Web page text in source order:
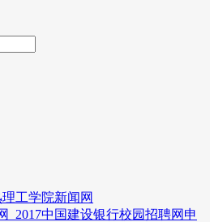
工学院新闻网
_2017中国建设银行校园招聘网申